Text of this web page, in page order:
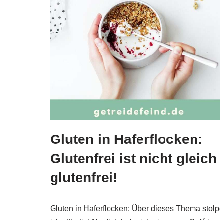
Gluten in Haferflocken:
Glutenfrei ist nicht gleich
glutenfrei!
Gluten in Haferflocken: Über dieses Thema